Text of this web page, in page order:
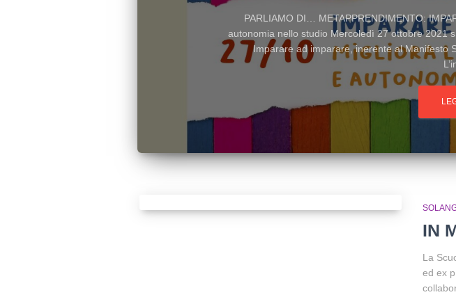
PARLIAMO DI… METAPPRENDIMENTO:
autonomia nello studio Mercoledì 27 ottobre 2021
Imparare ad imparare, inerente al Manifesto
IN
La
ed ex